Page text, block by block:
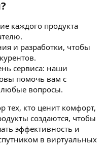
каждого продукта
и разработки, чтобы
сервиса: наши
помочь вам с
вопросы.
тех, кто ценит комфорт,
создаются, чтобы
эффективность и
в виртуальных